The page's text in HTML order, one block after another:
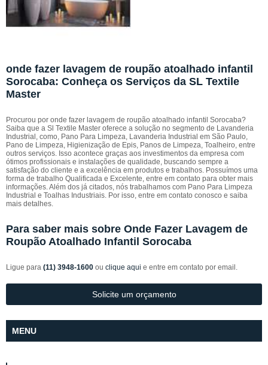
onde fazer lavagem de roupão atoalhado infantil
Sorocaba: Conheça os Serviços da SL Textile
Master
Procurou por onde fazer lavagem de roupão atoalhado infantil Sorocaba?
Saiba que a Sl Textile Master oferece a solução no segmento de Lavanderia
Industrial, como, Pano Para Limpeza, Lavanderia Industrial em São Paulo,
Pano de Limpeza, Higienização de Epis, Panos de Limpeza, Toalheiro, entre
outros serviços. Isso acontece graças aos investimentos da empresa com
ótimos profissionais e instalações de qualidade, buscando sempre a
satisfação do cliente e a excelência em produtos e trabalhos. Possuímos uma
forma de trabalho Qualificada e Excelente, entre em contato para obter mais
informações. Além dos já citados, nós trabalhamos com Pano Para Limpeza
Industrial e Toalhas Industriais. Por isso, entre em contato conosco e saiba
mais detalhes.
Para saber mais sobre Onde Fazer Lavagem de
Roupão Atoalhado Infantil Sorocaba
Ligue para (11) 3948-1600 ou clique aqui e entre em contato por email.
Solicite um orçamento
MENU